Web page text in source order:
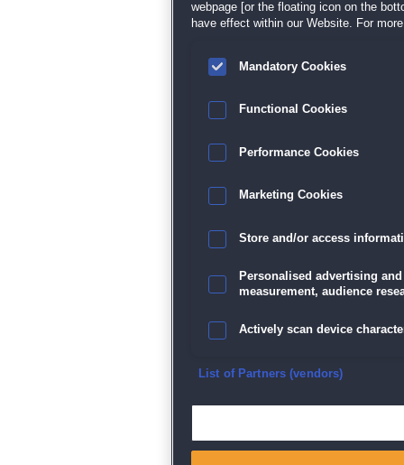
Datenschutz| AGB|Impressum
webpage [or the floating icon on the
have effect within our Website. For
Mandatory Cookies
Functional Cookies
Performance Cookies
Marketing Cookies
Store and/or access
Personalised advertising
measurement, audience
Actively scan device
Ensure security, prevent
List of Partners (vendors)